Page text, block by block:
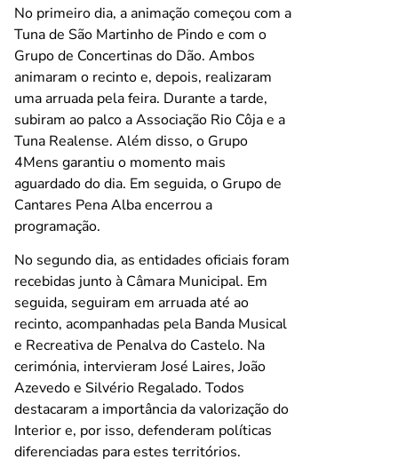
No primeiro dia, a animação começou com a
Tuna de São Martinho de Pindo e com o
Grupo de Concertinas do Dão. Ambos
animaram o recinto e, depois, realizaram
uma arruada pela feira. Durante a tarde,
subiram ao palco a Associação Rio Côja e a
Tuna Realense. Além disso, o Grupo
4Mens garantiu o momento mais
aguardado do dia. Em seguida, o Grupo de
Cantares Pena Alba encerrou a
programação.
No segundo dia, as entidades oficiais foram
recebidas junto à Câmara Municipal. Em
seguida, seguiram em arruada até ao
recinto, acompanhadas pela Banda Musical
e Recreativa de Penalva do Castelo. Na
cerimónia, intervieram José Laires, João
Azevedo e Silvério Regalado. Todos
destacaram a importância da valorização do
Interior e, por isso, defenderam políticas
diferenciadas para estes territórios.